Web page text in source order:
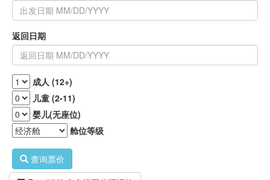
返回日期
成人 (12+)
儿童 (2-11)
婴儿(无座位)
舱位等级
查询票价